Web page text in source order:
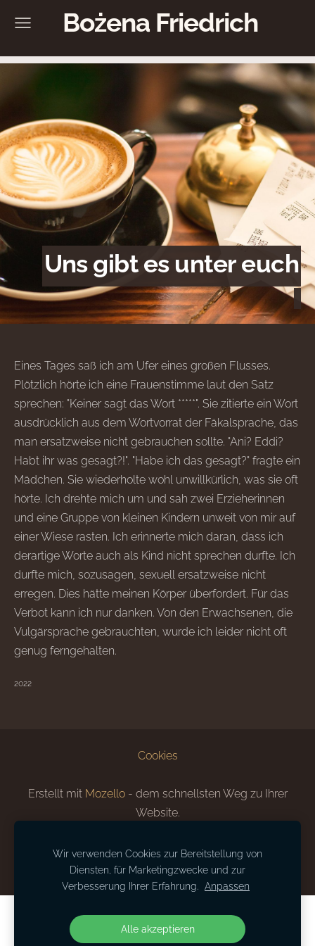
Bożena Friedrich
Uns gibt es unter euch
Eines Tages saß ich am Ufer eines großen Flusses.
Plötzlich hörte ich eine Frauenstimme laut den Satz
sprechen: "Keiner sagt das Wort *****". Sie zitierte ein Wort
ausdrücklich aus dem Wortvorrat der Fäkalsprache, das
man ersatzweise nicht gebrauchen sollte. "Ani? Eddi?
Habt ihr was gesagt?!". "Habe ich das gesagt?" fragte ein
Mädchen. Sie wiederholte wohl unwillkürlich, was sie oft
hörte. Ich drehte mich um und sah zwei Erzieherinnen
und eine Gruppe von kleinen Kindern unweit von mir auf
einer Wiese rasten. Ich erinnerte mich daran, dass ich
derartige Worte auch als Kind nicht sprechen durfte. Ich
durfte mich, sozusagen, sexuell ersatzweise nicht
erregen. Dies hätte meinen Körper überfordert. Für das
Verbot kann ich nur danken. Von den Erwachsenen, die
Vulgärsprache gebrauchten, wurde ich leider nicht oft
genug ferngehalten.
²⁰²²
Cookies
Erstellt mit Mozello- dem schnellsten Weg zu Ihrer
Website.
Erstellen Sie Ihre Website oder Ihren
Online-Shop mit Mozello.
Wir verwenden Cookies zur Bereitstellung von
Diensten, für Marketingzwecke und zur
Verbesserung Ihrer Erfahrung.
Anpassen
Alle akzeptieren